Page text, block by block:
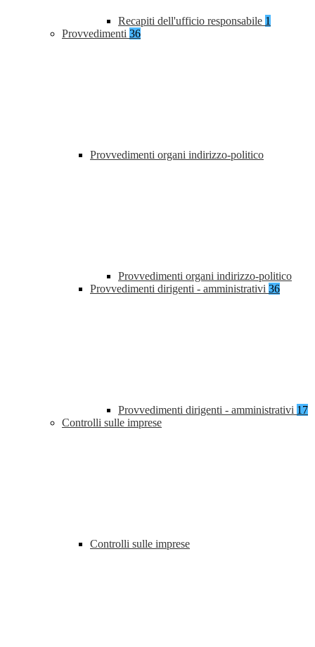
Recapiti dell'ufficio responsabile 1
Provvedimenti 36
Provvedimenti organi indirizzo-politico
Provvedimenti organi indirizzo-politico
Provvedimenti dirigenti - amministrativi 36
Provvedimenti dirigenti - amministrativi 17
Controlli sulle imprese
Controlli sulle imprese